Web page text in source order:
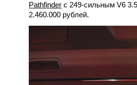
Pathfinder с 249-сильным V6
2.460.000 рублей.